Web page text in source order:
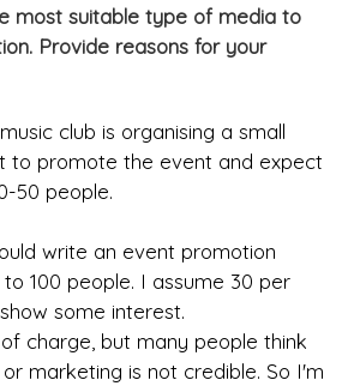
most suitable type of media to
Provide reasons for your
club is organising a small
to promote the event and expect
50 people.
write an event promotion
100 people. I assume 30 per
some interest.
charge, but many people think
marketing is not credible. So I'm